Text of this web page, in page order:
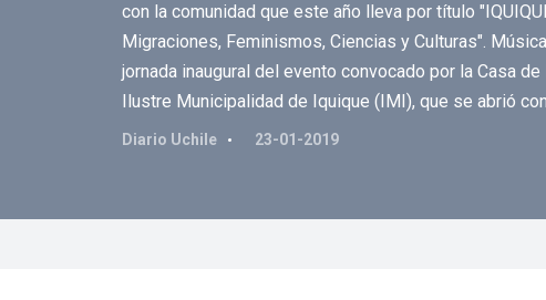
con la comunidad que este año lleva por título
Migraciones, Feminismos, Ciencias y Culturas".
jornada inaugural del evento convocado por la Casa
Ilustre Municipalidad de Iquique (IMI), que se abrió
Diario Uchile 23-01-2019